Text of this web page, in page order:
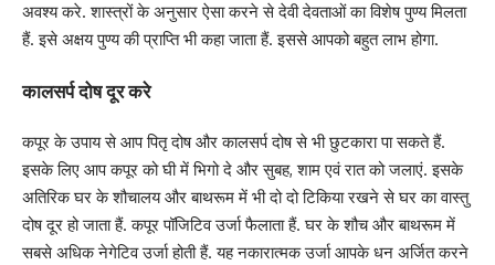
अवश्य करे. शास्त्रों के अनुसार ऐसा करने से देवी देवताओं का विशेष पुण्य मिलता
हैं. इसे अक्षय पुण्य की प्राप्ति भी कहा जाता हैं. इससे आपको बहुत लाभ होगा.
कालसर्प दोष दूर करे
कपूर के उपाय से आप पितृ दोष और कालसर्प दोष से भी छुटकारा पा सकते हैं.
इसके लिए आप कपूर को घी में भिगो दे और सुबह, शाम एवं रात को जलाएं. इसके
अतिरिक घर के शौचालय और बाथरूम में भी दो दो टिकिया रखने से घर का वास्तु
दोष दूर हो जाता हैं. कपूर पॉजिटिव उर्जा फैलाता हैं. घर के शौच और बाथरूम में
सबसे अधिक नेगेटिव उर्जा होती हैं. यह नकारात्मक उर्जा आपके धन अर्जित करने